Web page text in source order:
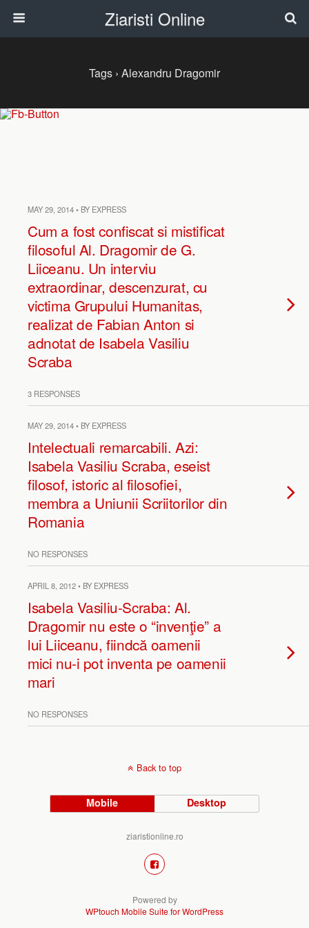
Ziaristi Online
Tags › Alexandru Dragomir
MAY 29, 2014 • BY EXPRESS
Cum a fost confiscat si mistificat
filosoful Al. Dragomir de G.
Liiceanu. Un interviu
extraordinar, descenzurat, cu
victima Grupului Humanitas,
realizat de Fabian Anton si
adnotat de Isabela Vasiliu
Scraba
3 RESPONSES
MAY 29, 2014 • BY EXPRESS
Intelectuali remarcabili. Azi:
Isabela Vasiliu Scraba, eseist
filosof, istoric al filosofiei,
membra a Uniunii Scriitorilor din
Romania
NO RESPONSES
APRIL 8, 2012 • BY EXPRESS
Isabela Vasiliu-Scraba: Al.
Dragomir nu este o “invenţie” a
lui Liiceanu, fiindcă oamenii
mici nu-i pot inventa pe oamenii
mari
NO RESPONSES
Back to top
Mobile Desktop
ziaristionline.ro
Powered by
WPtouch Mobile Suite for WordPress